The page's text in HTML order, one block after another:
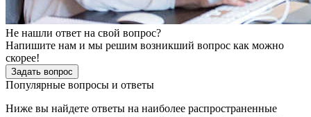
Не нашли ответ на свой вопрос?
Напишите нам и мы решим возникший вопрос как можно
скорее!
Задать вопрос
Популярные вопросы и ответы
Ниже вы найдете ответы на наиболее распространенные